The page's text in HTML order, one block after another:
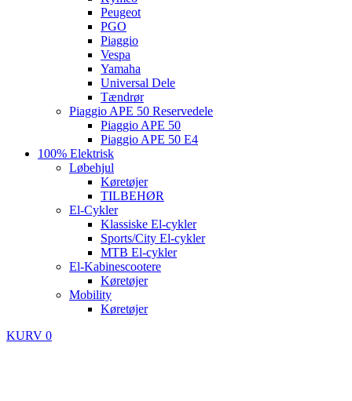
Peugeot
PGO
Piaggio
Vespa
Yamaha
Universal Dele
Tændrør
Piaggio APE 50 Reservedele
Piaggio APE 50
Piaggio APE 50 E4
100% Elektrisk
Løbehjul
Køretøjer
TILBEHØR
El-Cykler
Klassiske El-cykler
Sports/City El-cykler
MTB El-cykler
El-Kabinescootere
Køretøjer
Mobility
Køretøjer
KURV 0